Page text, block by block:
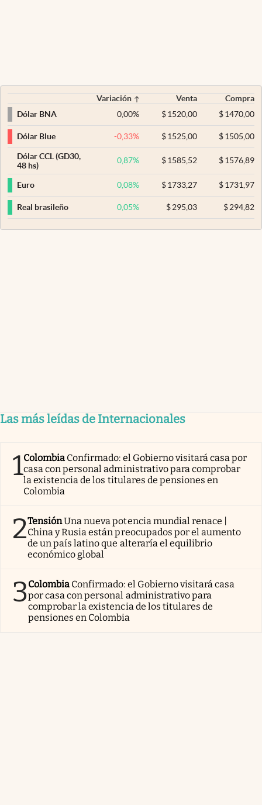
Variación Venta
Compra
Dólar BNA
0,00% $ 1520,00 $1470,00
Dólar Blue -0,33% $ 1525,00 $1505,00
Dólar CCL (GD30,
48 hs)
0,87% $ 1585,52 $1576,89
Euro 0,08% $ 1733,27 $1731,97
Real brasileño 0,05% $ 295,03 $294,82
Las más leídas de Internacionales
1Colombia Confirmado: el Gobierno visitará casa por
casa con personal administrativo para comprobar
la existencia de los titulares de pensiones en
Colombia
2TensiónUna nueva potencia mundial renace |
China y Rusia están preocupados por el aumento
de un país latino que alteraría el equilibrio
económico global
3Colombia Confirmado: el Gobierno visitará casa
por casa con personal administrativo para
comprobar la existencia de los titulares de
pensiones en Colombia